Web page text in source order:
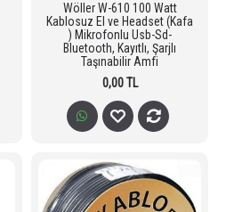
Wöller W-610 100 Watt
Kablosuz El ve Headset (Kafa
) Mikrofonlu Usb-Sd-
Bluetooth, Kayıtlı, Şarjlı
Taşınabilir Amfi
0,00 TL